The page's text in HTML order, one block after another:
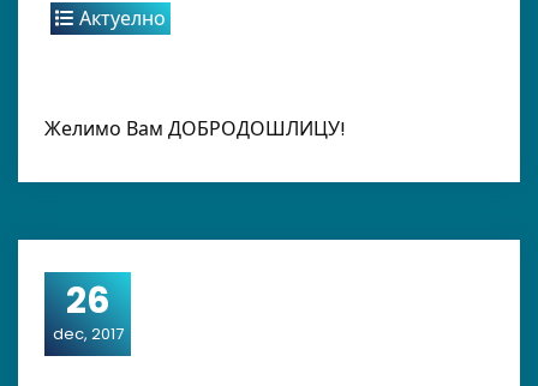
Актуелно
Желимо Вам ДОБРОДОШЛИЦУ!
26
dec, 2017